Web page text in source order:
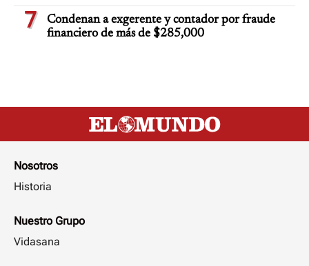
7
Condenan a exgerente y contador por fraude
financiero de más de $285,000
Nosotros
Historia
Nuestro Grupo
Vidasana